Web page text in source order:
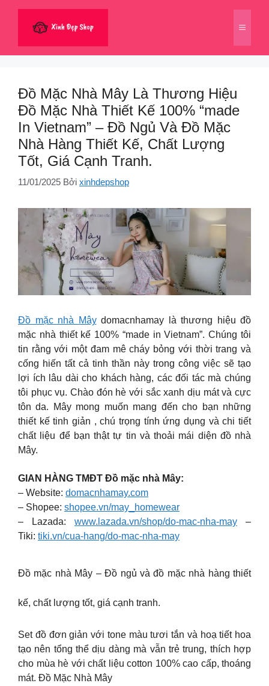
dung
Menu
Đồ Mặc Nhà Mây Là Thương Hiệu
Đồ Mặc Nhà Thiết Kế 100% “made
In Vietnam” – Đồ Ngủ Và Đồ Mặc
Nhà Hàng Thiết Kế, Chất Lượng
Tốt, Giá Cạnh Tranh.
11/01/2025 Bởi xinhdepshop
Đồ mặc nhà Mâydomacnhamay là thương hiệu đồ
mặc nhà thiết kế 100% “made in Vietnam”. Chúng tôi
tin rằng với một đam mê cháy bỏng với thời trang và
cống hiến tất cả tinh thần này trong công việc sẽ tạo
lợi ích lâu dài cho khách hàng, các đối tác mà chúng
tôi phục vụ. Chào đón hè với sắc xanh dịu mát và cực
tôn da. Mây mong muốn mang đến cho bạn những
thiết kế tinh giản , chú trọng tính ứng dụng và chi tiết
chất liệu để bạn thật tự tin và thoải mái diện đồ nhà
Mây.
GIAN HÀNG TMĐT Đồ mặc nhà Mây:
– Website: domacnhamay.com
– Shopee: shopee.vn/may_homewear
– Lazada: www.lazada.vn/shop/do-mac-nha-may –
Tiki: tiki.vn/cua-hang/do-mac-nha-may
Đồ mặc nhà Mây – Đồ ngủ và đồ mặc nhà hàng thiết
kế, chất lượng tốt, giá cạnh tranh.
Set đồ đơn giản với tone màu tươi tắn và hoạ tiết hoa
tạo nên tổng thể dịu dàng mà vẫn trẻ trung, thích hợp
cho mùa hè với chất liệu cotton 100% cao cấp, thoáng
mát. Đồ Mặc Nhà Mây